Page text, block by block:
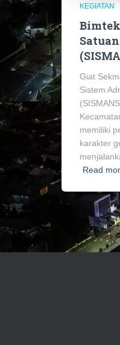
KEGIATAN
Giat
Sistem
memiliki
karakter
Read